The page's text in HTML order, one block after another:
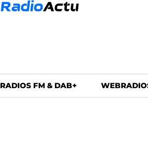
RADIOS FM & DAB+